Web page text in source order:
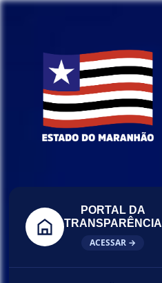
PORTAL DA
TRANSPARÊNCIA
ACESSAR →